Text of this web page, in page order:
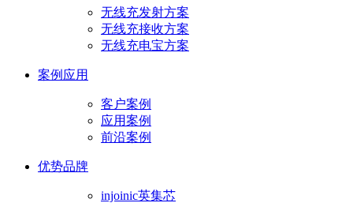
无线充发射方案
无线充接收方案
无线充电宝方案
案例应用
客户案例
应用案例
前沿案例
优势品牌
injoinic英集芯